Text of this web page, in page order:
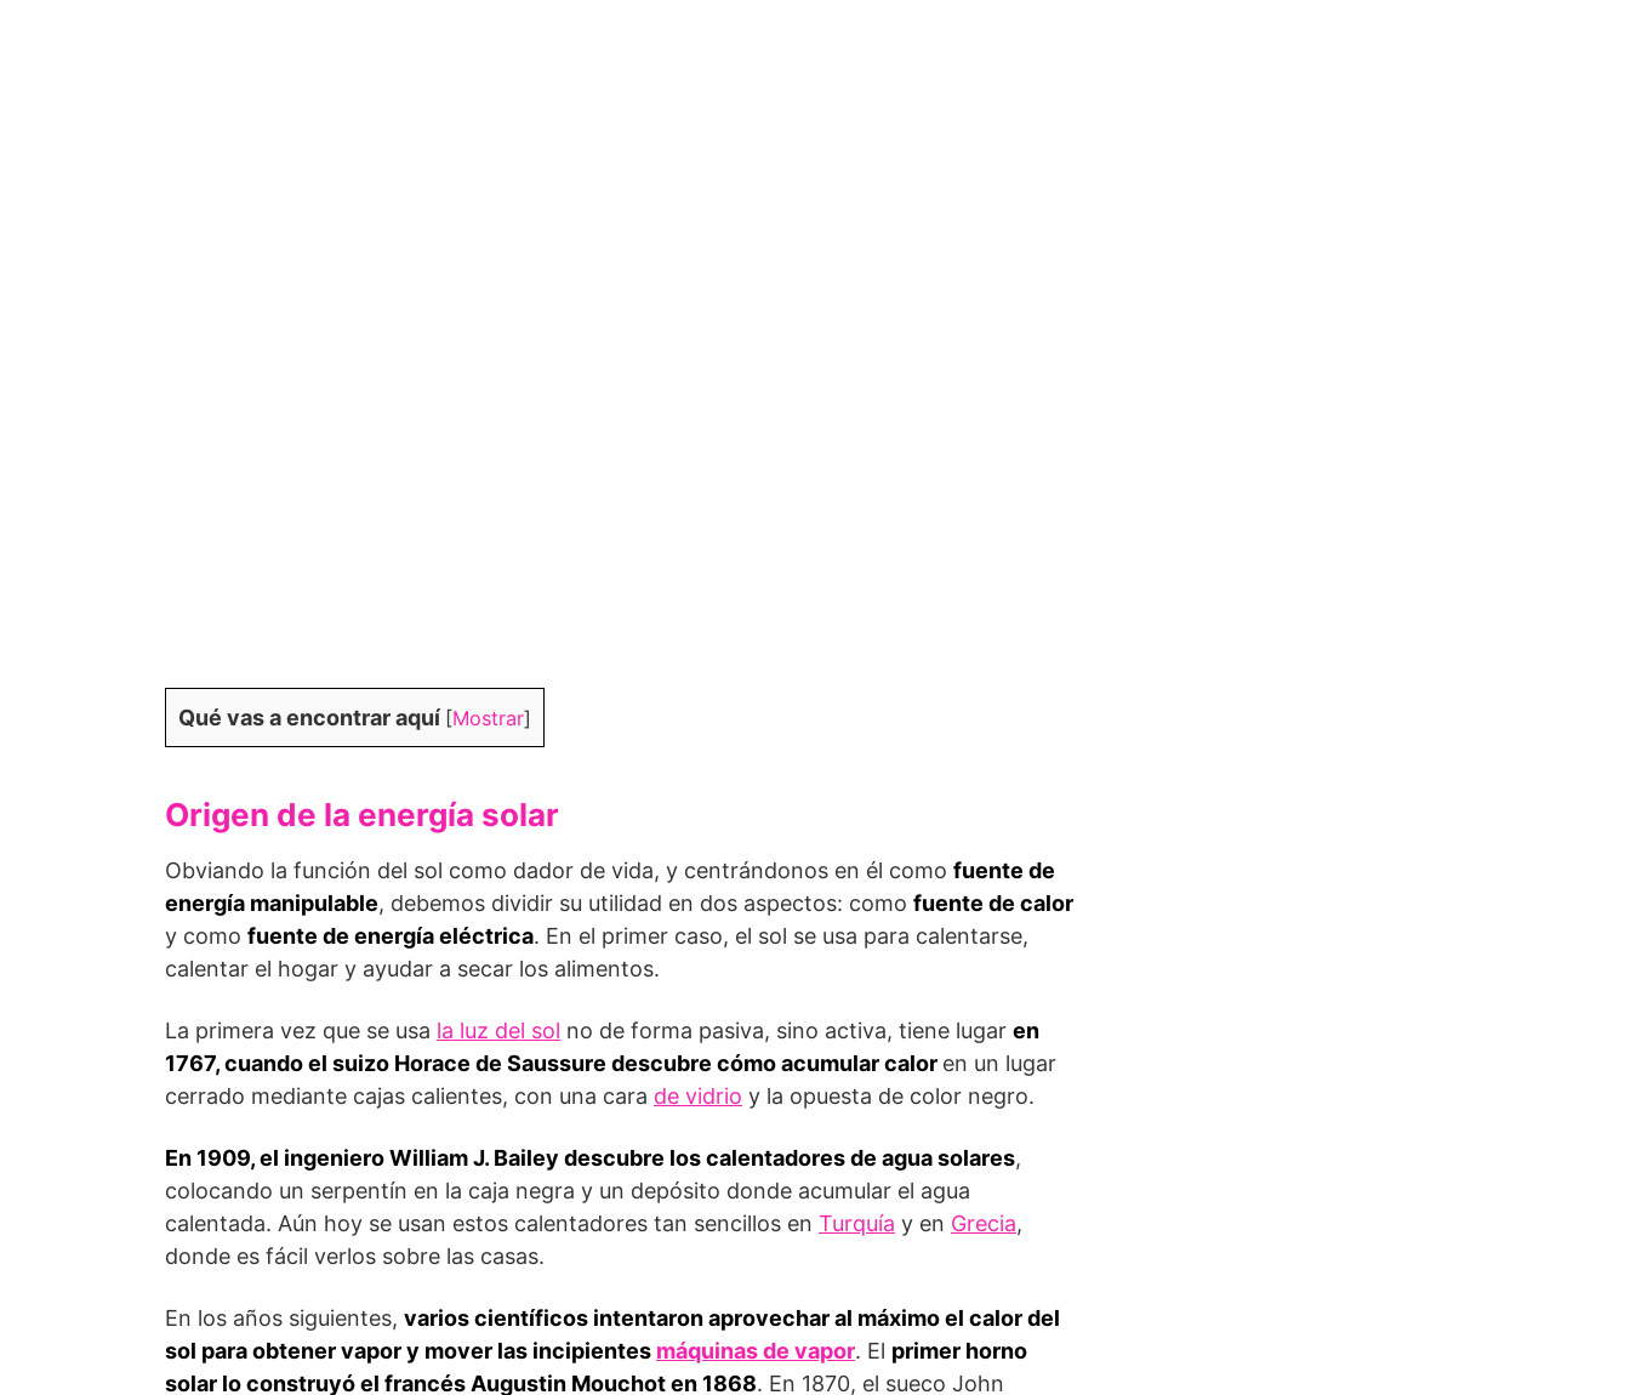
Qué vas a encontrar aquí [Mostrar]
Origen de la energía solar
Obviando la función del sol como dador de vida, y centrándonos en él como fuente de
energía manipulable, debemos dividir su utilidad en dos aspectos: como fuente de calor
y como fuente de energía eléctrica. En el primer caso, el sol se usa para calentarse,
calentar el hogar y ayudar a secar los alimentos.
La primera vez que se usa la luz del sol no de forma pasiva, sino activa, tiene lugar en
1767, cuando el suizo Horace de Saussure descubre cómo acumular calor en un lugar
cerrado mediante cajas calientes, con una cara de vidrio y la opuesta de color negro.
En 1909, el ingeniero William J. Bailey descubre los calentadores de agua solares,
colocando un serpentín en la caja negra y un depósito donde acumular el agua
calentada. Aún hoy se usan estos calentadores tan sencillos en Turquía y en Grecia,
donde es fácil verlos sobre las casas.
En los años siguientes, varios científicos intentaron aprovechar al máximo el calor del
sol para obtener vapor y mover las incipientes máquinas de vapor. El primer horno
solar lo construyó el francés Augustin Mouchot en 1868. En 1870, el sueco John